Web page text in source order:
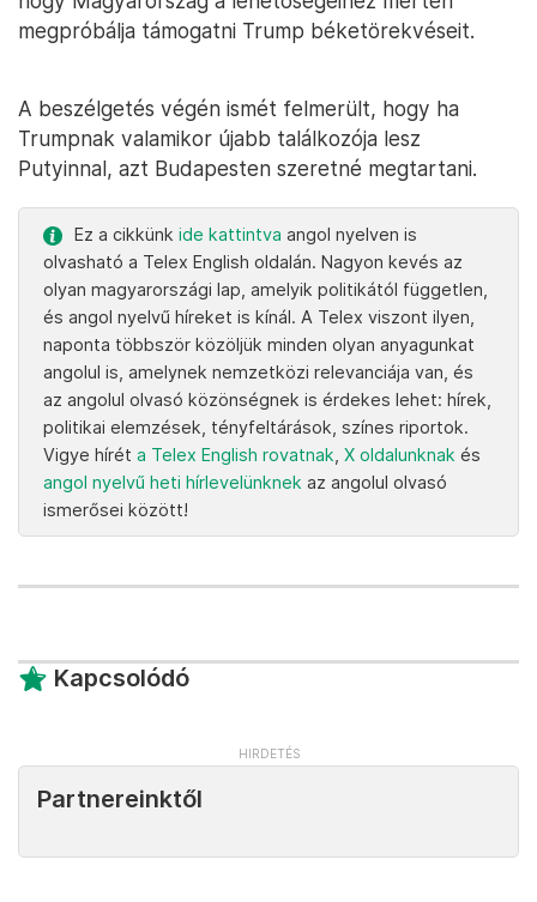
megpróbálja támogatni Trump béketörekvéseit.
A beszélgetés végén ismét felmerült, hogy ha
Trumpnak valamikor újabb találkozója lesz
Putyinnal, azt Budapesten szeretné megtartani.
Ez a cikkünk ide kattintva angol nyelven is
olvasható a Telex English oldalán. Nagyon kevés az
olyan magyarországi lap, amelyik politikától független,
és angol nyelvű híreket is kínál. A Telex viszont ilyen,
naponta többször közöljük minden olyan anyagunkat
angolul is, amelynek nemzetközi relevanciája van, és
az angolul olvasó közönségnek is érdekes lehet: hírek,
politikai elemzések, tényfeltárások, színes riportok.
Vigye hírét a Telex English rovatnak X oldalunknak és
angol nyelvű heti hírlevelünknek az angolul olvasó
ismerősei között!
Kapcsolódó
Partnereinktől